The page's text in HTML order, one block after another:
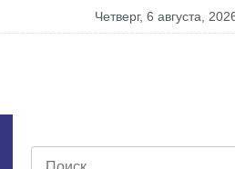
Проект "Точка зрения". Единство и
четверг, 6 августа,